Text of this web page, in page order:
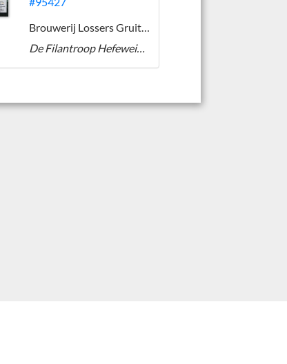
Brouwerij Lossers Gruitrecht
De Filantroop Hefeweizen